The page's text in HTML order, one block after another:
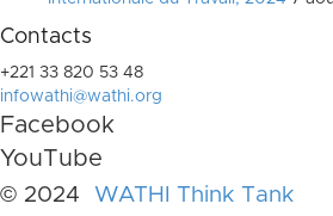
Contacts
+221 33 820 53 48
infowathi@wathi.org
Facebook
YouTube
© 2024 WATHI Think Tank